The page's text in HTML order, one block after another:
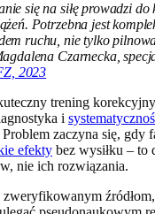
się na siłę prowadzi do
Potrzebna jest
ruchu, nie tylko
Czarnecka,
2023
trening
i
zaczyna się, gdy
efekty bez wysiłku – to
nie ich rozwiązania.
zweryfikowanym